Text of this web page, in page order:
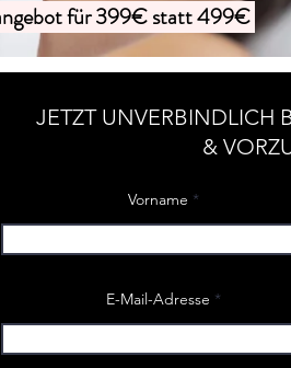
für 399€ statt 499€
JETZT UNVERBINDLICH
&
Vorname
E-Mail-Adresse